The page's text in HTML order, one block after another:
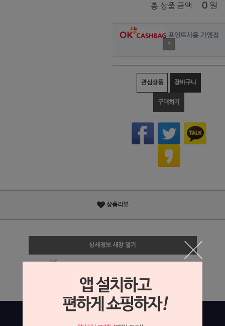
총 상품 금액 0 원
포인트사용 가맹점
?
관심상품 장바구니
구매하기
상품리뷰
상세정보 새창 열기